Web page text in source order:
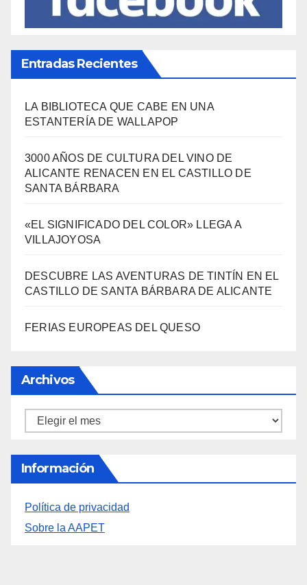
LA BIBLIOTECA QUE CABE EN UNA
3000 AÑOS DE CULTURA DEL VINO DE
SANTA BÁRBARA
VILLAJOYOSA
Información
Política de privacidad